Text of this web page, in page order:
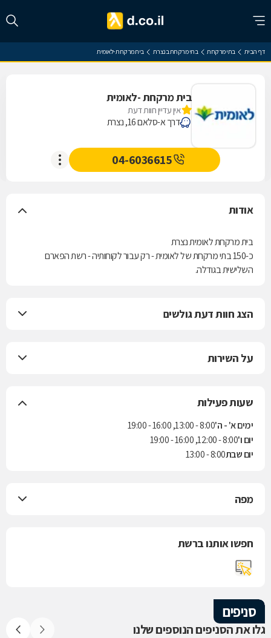
דף הבית בתי מרקחת בתי מרקחת בנצרת בית מרקחת -לאומית
בית מרקחת -לאומית
אין עדיין חוות דעת
דרך א-סלאם 16, נצרת
04-6036615
אודות
בית מרקחת לאומית נצרת
כ-150 בתי מרקחת של לאומית - רק עבור לקוחותיה - רשת הפארם
השלישית בגודלה.
הצג חוות דעת גולשים
על השירות
שעות פעילות
ימים א' - ה'8:00 - 13:00, 16:00 - 19:00
יום ו'8:00 - 12:00, 16:00 - 19:00
יום שבת8:00 - 13:00
מפה
חפשו אותנו ברשת
סניפים
גלו את הסניפים הנוספים שלנו